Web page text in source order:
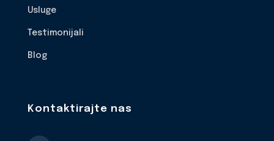
Usluge
Testimonijali
Blog
Kontaktirajte nas